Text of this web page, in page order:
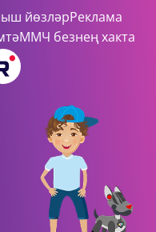
йөзләрРеклама
ММЧ безнең хакта